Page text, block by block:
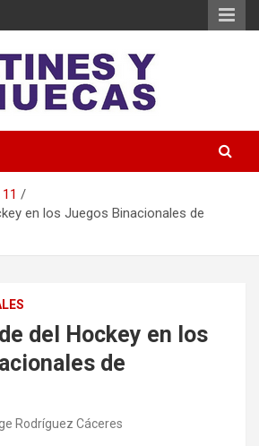
11
en los Juegos Binacionales de
del Hockey en los
de
Rodríguez Cáceres